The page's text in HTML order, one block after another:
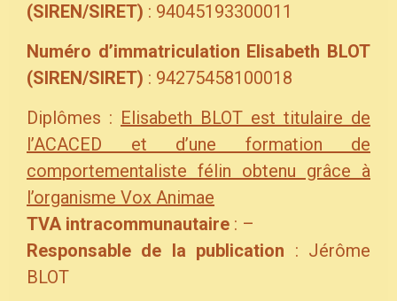
(SIREN/SIRET) : 94045193300011
Numéro d’immatriculation Elisabeth BLOT
(SIREN/SIRET) : 94275458100018
Diplômes : Elisabeth BLOT est titulaire de
l’ACACED et d’une formation de
comportementaliste félin obtenu grâce à
l’organisme Vox Animae
TVA intracommunautaire : –
Responsable de la publication : Jérôme
BLOT